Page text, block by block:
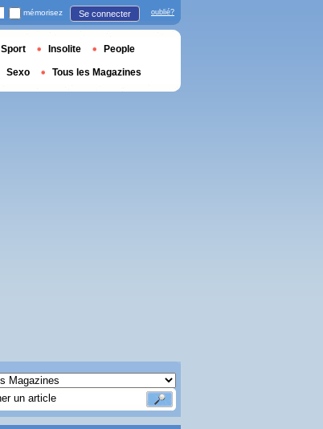
mémorisez Se connecter oublié?
Sport Insolite People
Sexo Tous les Magazines